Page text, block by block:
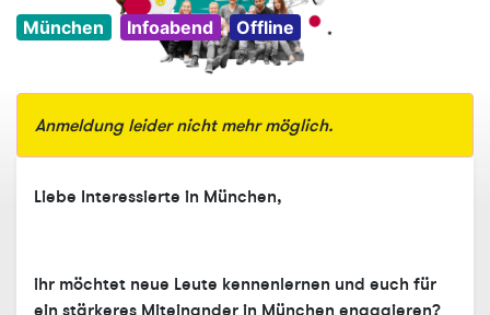
München Infoabend Offline
Anmeldung leider nicht mehr möglich.
Liebe Interessierte in München,
ihr möchtet neue Leute kennenlernen und euch für